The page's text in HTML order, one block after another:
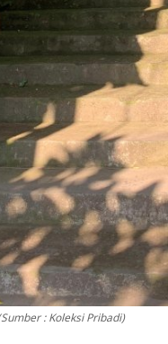
: Koleksi Pribadi)